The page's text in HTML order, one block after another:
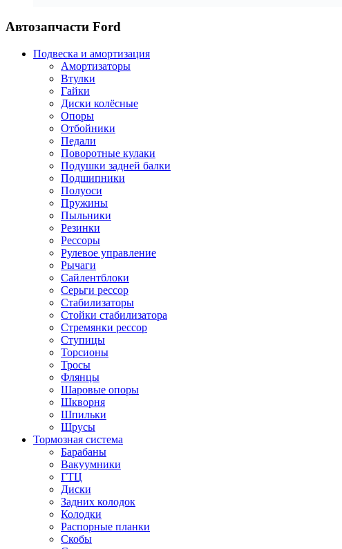
Автозапчасти Ford
Подвеска и амортизация
Амортизаторы
Втулки
Гайки
Диски колёсные
Опоры
Отбойники
Педали
Поворотные кулаки
Подушки задней балки
Подшипники
Полуоси
Пружины
Пыльники
Резинки
Рессоры
Рулевое управление
Рычаги
Сайлентблоки
Серьги рессор
Стабилизаторы
Стойки стабилизатора
Стремянки рессор
Ступицы
Торсионы
Тросы
Флянцы
Шаровые опоры
Шкворня
Шпильки
Шрусы
Тормозная система
Барабаны
Вакуумники
ГТЦ
Диски
Задних колодок
Колодки
Распорные планки
Скобы